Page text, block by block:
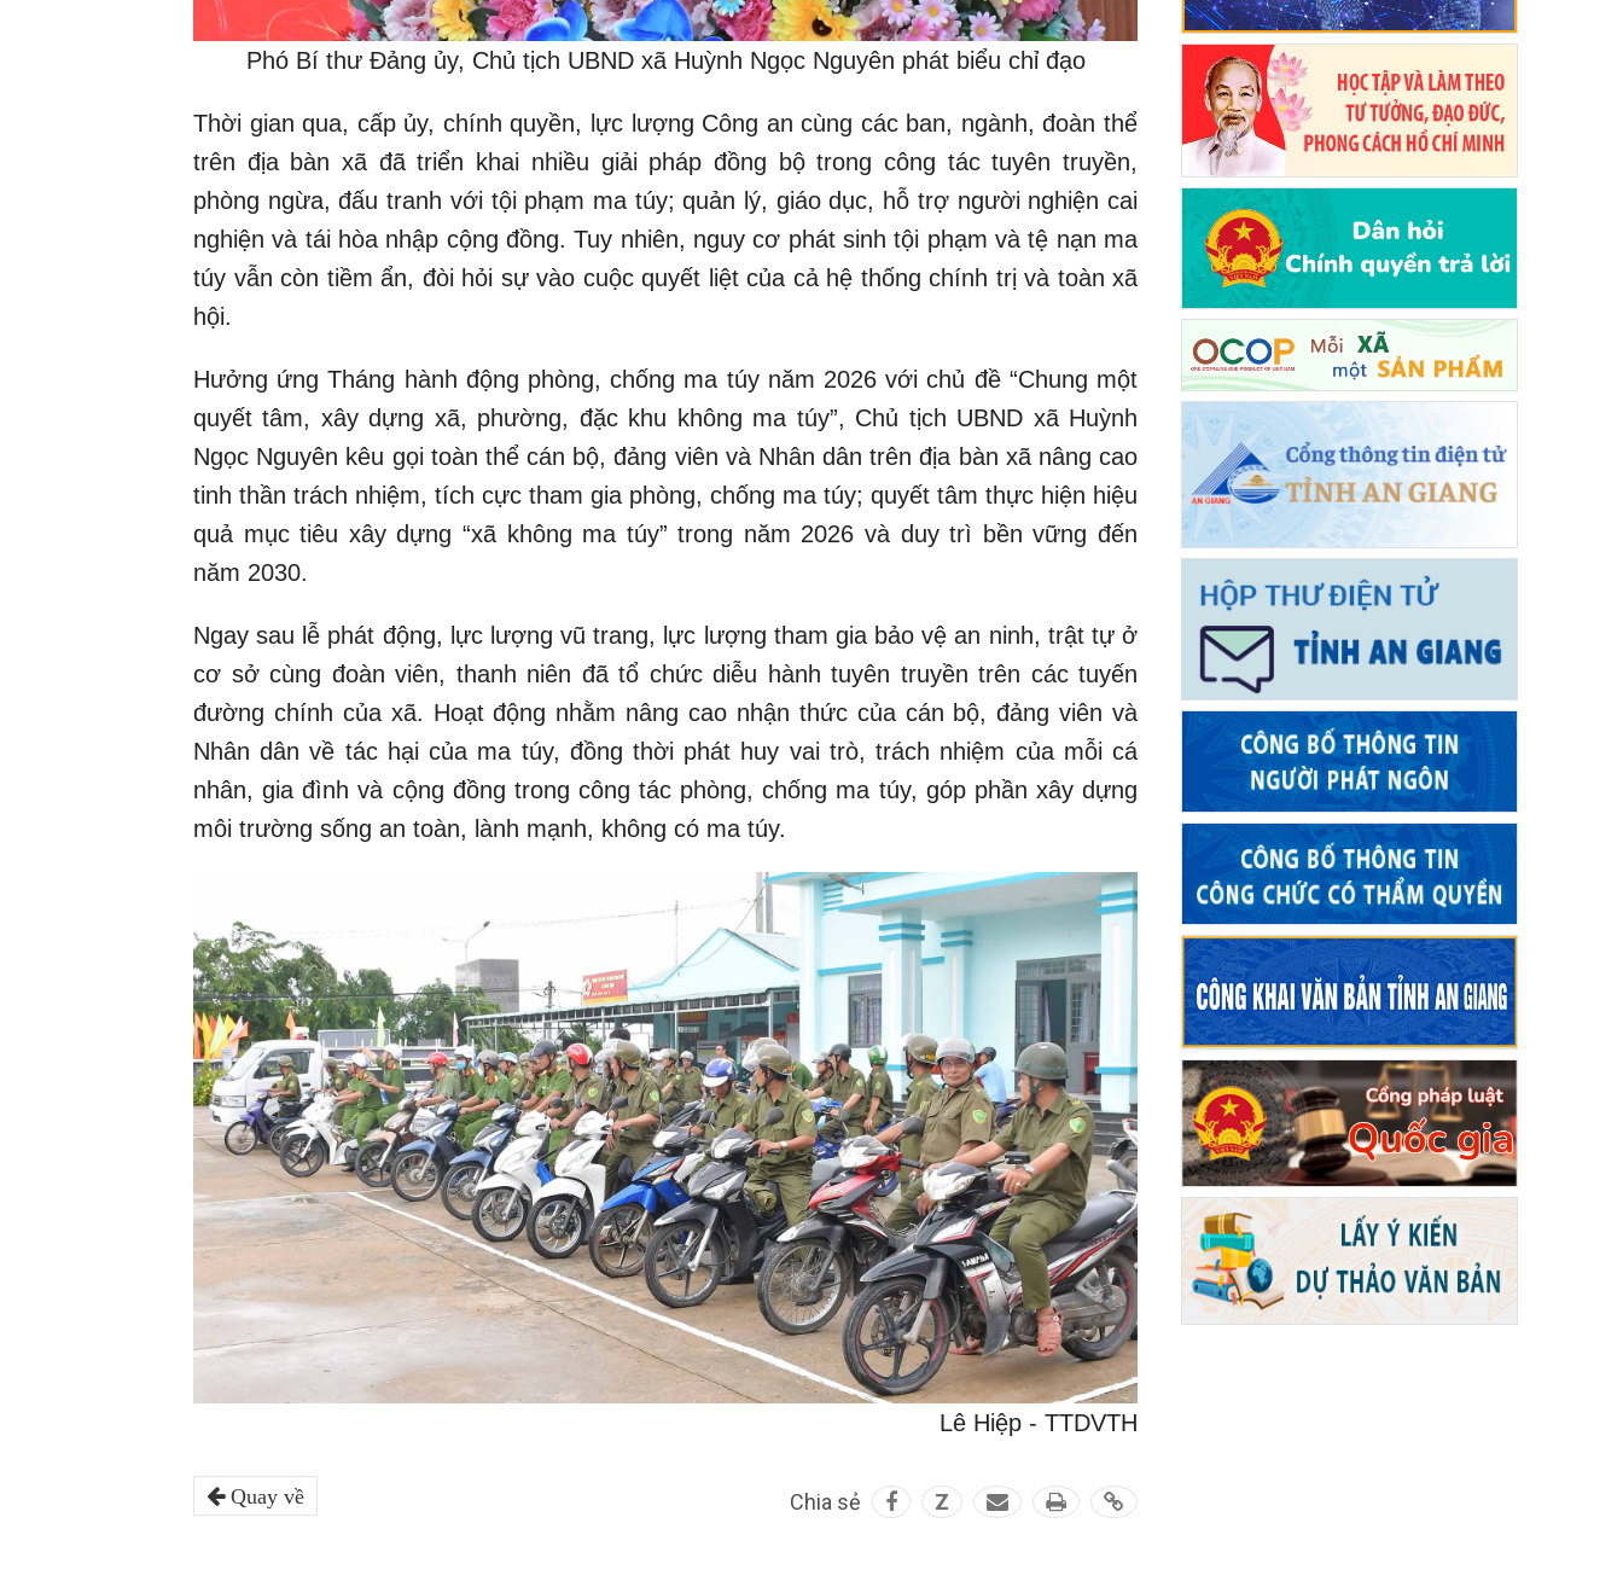
Phó Bí thư Đảng ủy, Chủ tịch UBND xã Huỳnh Ngọc Nguyên phát biểu chỉ đạo
Thời gian qua, cấp ủy, chính quyền, lực lượng Công an cùng các ban, ngành, đoàn thể
trên địa bàn xã đã triển khai nhiều giải pháp đồng bộ trong công tác tuyên truyền,
phòng ngừa, đấu tranh với tội phạm ma túy; quản lý, giáo dục, hỗ trợ người nghiện cai
nghiện và tái hòa nhập cộng đồng. Tuy nhiên, nguy cơ phát sinh tội phạm và tệ nạn ma
túy vẫn còn tiềm ẩn, đòi hỏi sự vào cuộc quyết liệt của cả hệ thống chính trị và toàn xã
hội.
Hưởng ứng Tháng hành động phòng, chống ma túy năm 2026 với chủ đề “Chung một
quyết tâm, xây dựng xã, phường, đặc khu không ma túy”, Chủ tịch UBND xã Huỳnh
Ngọc Nguyên kêu gọi toàn thể cán bộ, đảng viên và Nhân dân trên địa bàn xã nâng cao
tinh thần trách nhiệm, tích cực tham gia phòng, chống ma túy; quyết tâm thực hiện hiệu
quả mục tiêu xây dựng “xã không ma túy” trong năm 2026 và duy trì bền vững đến
năm 2030.
Ngay sau lễ phát động, lực lượng vũ trang, lực lượng tham gia bảo vệ an ninh, trật tự ở
cơ sở cùng đoàn viên, thanh niên đã tổ chức diễu hành tuyên truyền trên các tuyến
đường chính của xã. Hoạt động nhằm nâng cao nhận thức của cán bộ, đảng viên và
Nhân dân về tác hại của ma túy, đồng thời phát huy vai trò, trách nhiệm của mỗi cá
nhân, gia đình và cộng đồng trong công tác phòng, chống ma túy, góp phần xây dựng
môi trường sống an toàn, lành mạnh, không có ma túy.
Lê Hiệp - TTDVTH
Quay về Chia sẻ Z